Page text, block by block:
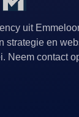
uit
strategie en
Neem contact